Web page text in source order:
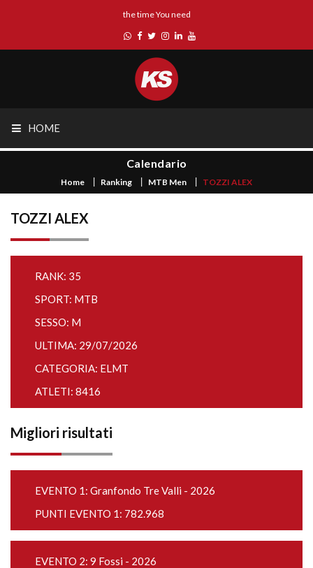
the time You need
HOME
Calendario
Home Ranking MTB Men TOZZI ALEX
TOZZI ALEX
RANK: 35
SPORT: MTB
SESSO: M
ULTIMA: 29/07/2026
CATEGORIA: ELMT
ATLETI: 8416
Migliori risultati
EVENTO 1: Granfondo Tre Valli - 2026
PUNTI EVENTO 1: 782.968
EVENTO 2: 9 Fossi - 2026